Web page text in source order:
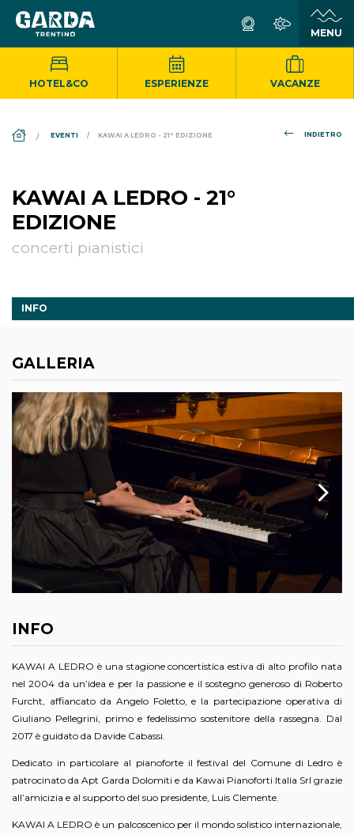
HOTEL&CO ESPERIENZE VACANZE
INDIETRO
DS_BREADCRUMB.HOME
EVENTI KAWAI A LEDRO - 21° EDIZIONE
KAWAI A LEDRO - 21°
EDIZIONE
concerti pianistici
INFO
GALLERIA
INFO
KAWAI A LEDRO è una stagione concertistica estiva di alto profilo nata
nel 2004 da un’idea e per la passione e il sostegno generoso di Roberto
Furcht, affiancato da Angelo Foletto, e la partecipazione operativa di
Giuliano Pellegrini, primo e fedelissimo sostenitore della rassegna. Dal
2017 è guidato da Davide Cabassi.
Dedicato in particolare al pianoforte il festival del Comune di Ledro è
patrocinato da Apt Garda Dolomiti e da Kawai Pianoforti Italia Srl grazie
all’amicizia e al supporto del suo presidente, Luis Clemente.
KAWAI A LEDRO è un palcoscenico per il mondo solistico internazionale,